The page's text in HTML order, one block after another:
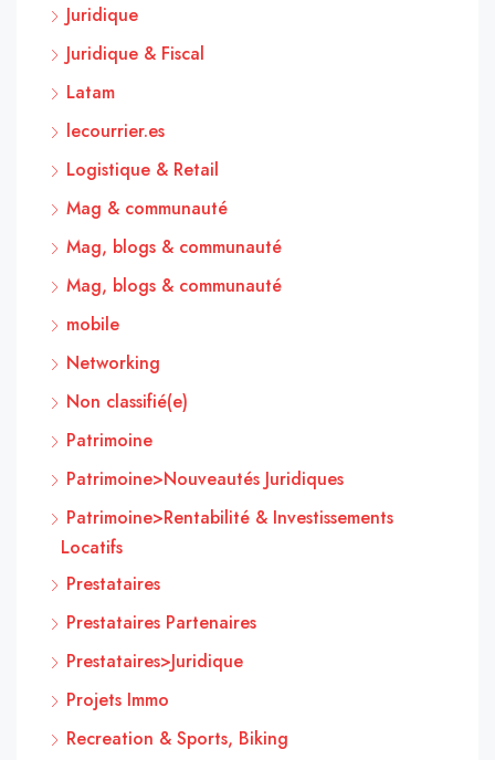
Juridique
Juridique & Fiscal
Latam
lecourrier.es
Logistique & Retail
Mag & communauté
Mag, blogs & communauté
Mag, blogs & communauté
mobile
Networking
Non classifié(e)
Patrimoine
Patrimoine>Nouveautés Juridiques
Patrimoine>Rentabilité & Investissements
Locatifs
Prestataires
Prestataires Partenaires
Prestataires>Juridique
Projets Immo
Recreation & Sports, Biking